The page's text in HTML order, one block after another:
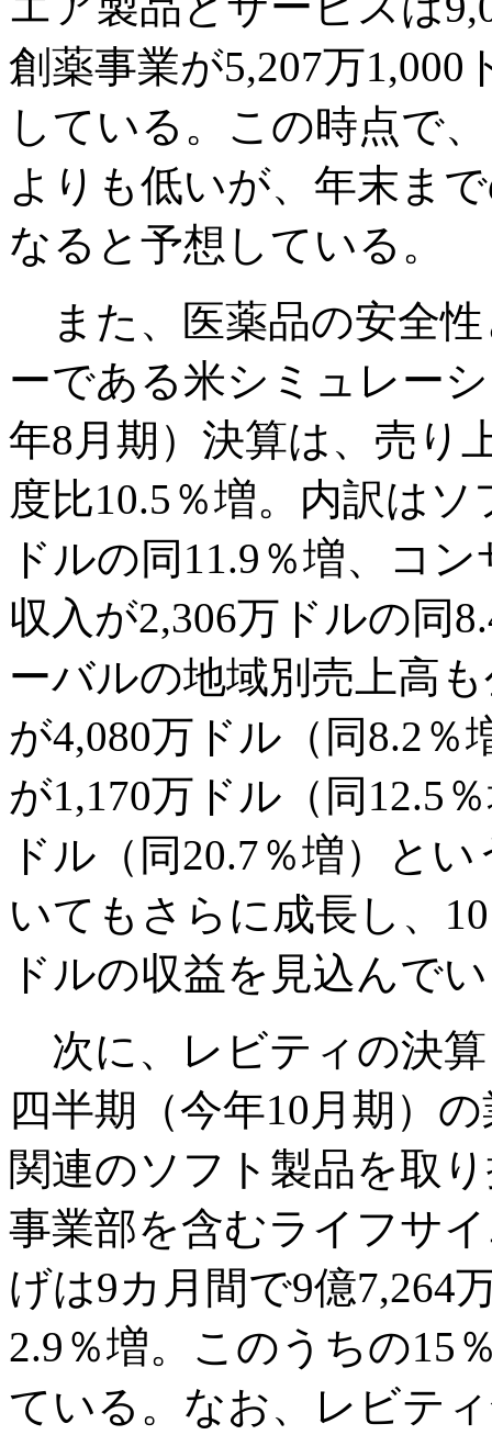
創薬事業が5,207万
している。この時点で
よりも低いが、年末ま
なると予想している。
また、医薬品の安全
ーである米シミュレー
年8月期）決算は、売り
度比10.5％増。内訳は
ドルの同11.9％増、コ
収入が2,306万ドルの同
ーバルの地域別売上高
が4,080万ドル（同8.2
が1,170万ドル（同12.5
ドル（同20.7％増）と
いてもさらに成長し、
ドルの収益を見込んで
次に、レビティの決算
四半期（今年10月期）
関連のソフト製品を取
事業部を含むライフサ
げは9カ月間で9億7,264
2.9％増。このうちの15
ている。なお、レビテ